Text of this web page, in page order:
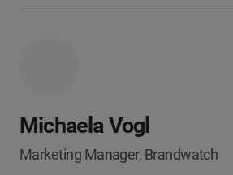
Michaela Vogl
Marketing Manager, Brandwatch